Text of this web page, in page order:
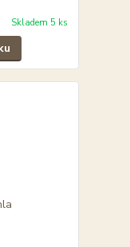
Skladem 5 ks